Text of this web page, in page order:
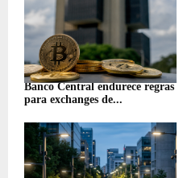
Banco Central endurece regras
para exchanges de...